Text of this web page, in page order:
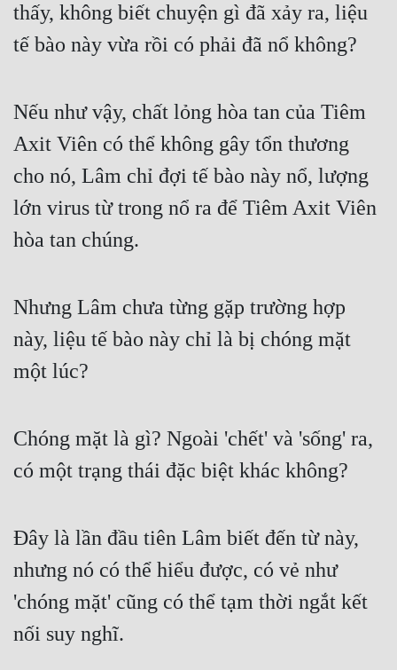
Góc Nhìn Nam
Huyền Ảo
Hài Hước
Hệ Thống
Khoa Huyễn
Khoa Huyễn Không Gian
Kinh Dị
Lịch Sử
Mưu Mô
thấy, không biết chuyện gì đã xảy ra, liệu
tế bào này vừa rồi có phải đã nổ không?
Nếu như vậy, chất lỏng hòa tan của Tiêm
Axit Viên có thể không gây tổn thương
cho nó, Lâm chỉ đợi tế bào này nổ, lượng
lớn virus từ trong nổ ra để Tiêm Axit Viên
hòa tan chúng.
Nhưng Lâm chưa từng gặp trường hợp
này, liệu tế bào này chỉ là bị chóng mặt
một lúc?
Chóng mặt là gì? Ngoài 'chết' và 'sống' ra,
có một trạng thái đặc biệt khác không?
Đây là lần đầu tiên Lâm biết đến từ này,
nhưng nó có thể hiểu được, có vẻ như
'chóng mặt' cũng có thể tạm thời ngắt kết
nối suy nghĩ.